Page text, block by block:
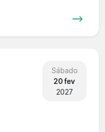
Sábado
20 fev
2027